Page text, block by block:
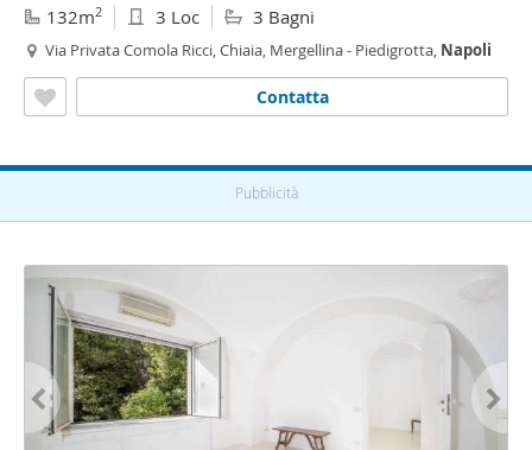
132m2 3 Loc 3 Bagni
Via Privata Comola Ricci, Chiaia, Mergellina - Piedigrotta, Napoli
Contatta
Pubblicità